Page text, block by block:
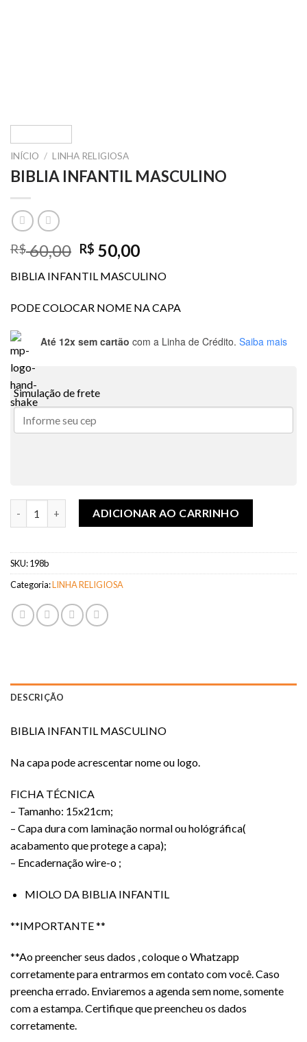
INÍCIO / LINHA RELIGIOSA
BIBLIA INFANTIL MASCULINO
R$60,00 O
preço
original
era:
R$ 60,00.
R$ 50,00O
atual
é:
R$ 50,00.
BIBLIA INFANTIL MASCULINO
PODE COLOCAR NOME NA CAPA
Até 12x sem cartão com a Linha de Crédito. Saiba mais
Simulação de frete
BIBLIA INFANTIL MASCULINO quantidade
ADICIONAR AO CARRINHO
SKU:198b
Categoria:LINHA RELIGIOSA
DESCRIÇÃO
BIBLIA INFANTIL MASCULINO
Na capa pode acrescentar nome ou logo.
FICHA TÉCNICA
– Tamanho: 15x21cm;
– Capa dura com laminação normal ou hológráfica(
acabamento que protege a capa);
– Encadernação wire-o ;
MIOLO DA BIBLIA INFANTIL
**IMPORTANTE **
**Ao preencher seus dados , coloque o Whatzapp
corretamente para entrarmos em contato com você. Caso
preencha errado. Enviaremos a agenda sem nome, somente
com a estampa. Certifique que preencheu os dados
corretamente.